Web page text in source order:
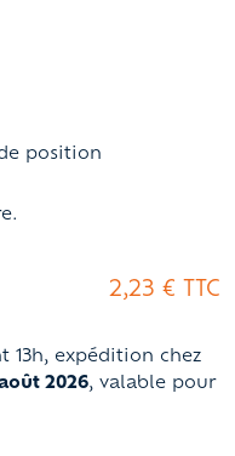
position
2,23 € TTC
13h, expédition chez
2026, valable pour